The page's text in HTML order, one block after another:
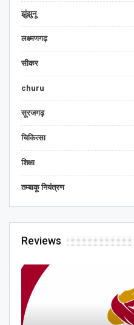
झुंझुनू
लक्ष्मणगढ़
सीकर
churu
सूरजगढ़
चिकित्सा
शिक्षा
तम्बाकू नियंत्रण
Reviews